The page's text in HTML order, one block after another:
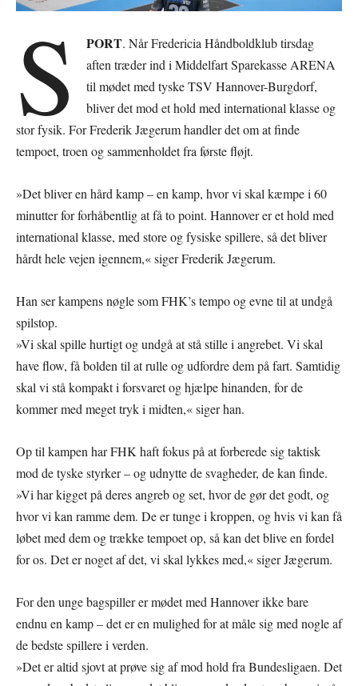
S PORT. Når Fredericia Håndboldklub tirsdag
aften træder ind i Middelfart Sparekasse ARENA
til mødet med tyske TSV Hannover-Burgdorf,
bliver det mod et hold med international klasse og
stor fysik. For Frederik Jægerum handler det om at finde
tempoet, troen og sammenholdet fra første fløjt.
»Det bliver en hård kamp – en kamp, hvor vi skal kæmpe i 60
minutter for forhåbentlig at få to point. Hannover er et hold med
international klasse, med store og fysiske spillere, så det bliver
hårdt hele vejen igennem,« siger Frederik Jægerum.
Han ser kampens nøgle som FHK’s tempo og evne til at undgå
spilstop.
»Vi skal spille hurtigt og undgå at stå stille i angrebet. Vi skal
have flow, få bolden til at rulle og udfordre dem på fart. Samtidig
skal vi stå kompakt i forsvaret og hjælpe hinanden, for de
kommer med meget tryk i midten,« siger han.
Op til kampen har FHK haft fokus på at forberede sig taktisk
mod de tyske styrker – og udnytte de svagheder, de kan finde.
»Vi har kigget på deres angreb og set, hvor de gør det godt, og
hvor vi kan ramme dem. De er tunge i kroppen, og hvis vi kan få
løbet med dem og trække tempoet op, så kan det blive en fordel
for os. Det er noget af det, vi skal lykkes med,« siger Jægerum.
For den unge bagspiller er mødet med Hannover ikke bare
endnu en kamp – det er en mulighed for at måle sig med nogle af
de bedste spillere i verden.
»Det er altid sjovt at prøve sig af mod hold fra Bundesligaen. Det